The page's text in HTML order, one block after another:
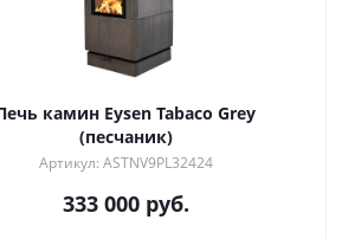
камин Eysen Tabaco Grey
(песчаник)
Артикул: ASTNV9PL32424
333 000руб.